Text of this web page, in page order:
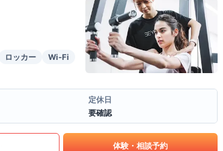
ロッカー
Wi-Fi
定休日
要確認
体験・相談予約